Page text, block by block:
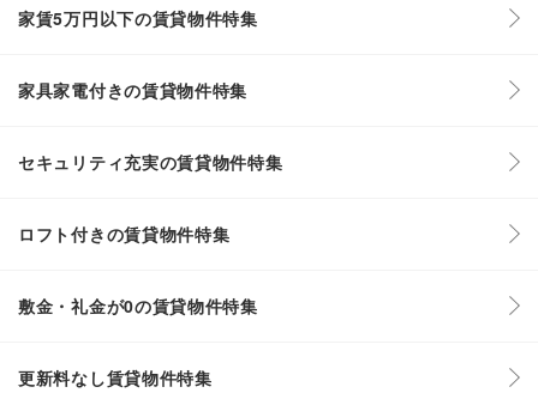
家賃5万円以下の賃貸物件特集
家具家電付きの賃貸物件特集
セキュリティ充実の賃貸物件特集
ロフト付きの賃貸物件特集
敷金・礼金が0の賃貸物件特集
更新料なし賃貸物件特集